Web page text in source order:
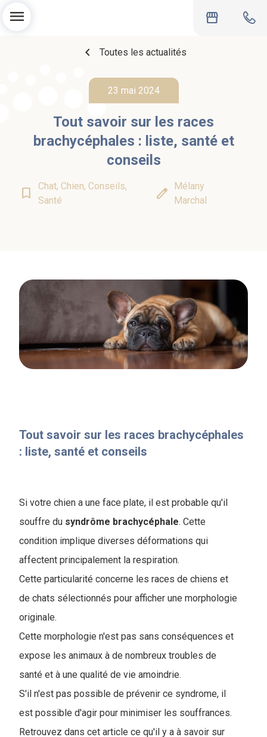
storefront
menu
chevron_left Toutes les actualités
23 mai 2024
Tout savoir sur les races
brachycéphales : liste, santé et
conseils
bookmark_border
Chat, Chien, Conseils,
Santé
edit
Mélany
Marchal
Tout savoir sur les races brachycéphales
: liste, santé et conseils
Si votre chien a une face plate, il est probable qu'il
souffre du syndrôme brachycéphale. Cette
condition implique diverses déformations qui
affectent principalement la respiration.
Cette particularité concerne les races de chiens et
de chats sélectionnés pour afficher une morphologie
originale.
Cette morphologie n'est pas sans conséquences et
expose les animaux à de nombreux troubles de
santé et à une qualité de vie amoindrie.
S'il n'est pas possible de prévenir ce syndrome, il
est possible d'agir pour minimiser les souffrances.
Retrouvez dans cet article ce qu'il y a à savoir sur